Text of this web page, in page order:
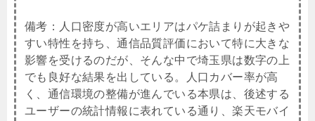
備考：人口密度が高いエリアはパケ詰まりが起きや
すい特性を持ち、通信品質評価において特に大きな
影響を受けるのだが、そんな中で埼玉県は数字の上
でも良好な結果を出している。人口カバー率が高
く、通信環境の整備が進んでいる本県は、後述する
ユーザーの統計情報に表れている通り、楽天モバイ